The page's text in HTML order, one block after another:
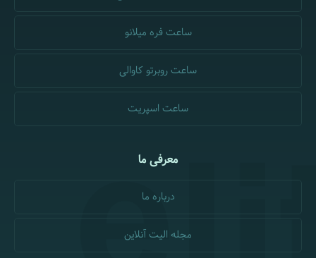
ساعت فره میلانو
ساعت روبرتو کاوالی
ساعت اسپریت
معرفی ما
درباره ما
مجله الیت آنلاین